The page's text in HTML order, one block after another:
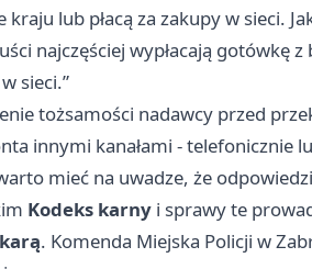
lub płacą za zakupy w sieci.
najczęściej wypłacają gotówkę
sieci.”
tożsamości nadawcy przed
innymi kanałami - telefonicznie
mieć na uwadze, że
Kodeks karny i sprawy te
. Komenda Miejska Policji w